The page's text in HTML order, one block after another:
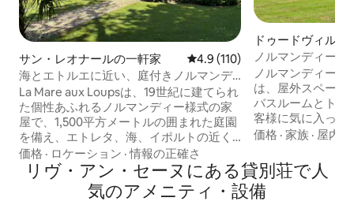
サン・レオナールの一軒家 レビュー110件、5つ星中4.9つ
4.9 (110)
海とエトルエに近い、庭付きノルマンデ
ィー様式の家
La Mare aux Loupsは、19世紀に建てられ
た個性あふれるノルマンディー様式の家
屋で、1,500平方メートルの囲まれた庭園
を備え、エトレタ、海、イポルトの近く
に位置しています。森の端に位置し、ア
ラバスター海岸のビーチや崖から数分と
いう距離にある自然のオアシスです。最
近改装されたこの家には、マスタースイ
価格 · ロケーション ·情報の正確さ
ドゥードヴィルの
ノルマンディー
ベッドメイキング
ノルマンディー
は、屋外スペース
バスルームとトイ
客様に気に入って
う。 ベッドは到着時に無料で整えられて
無料Wi-Fiとファ
続。バーベキュー
気の部屋にはテー
価格 ·家族 · 屋内
リヴ・アン・セーヌにある貸別荘で人
気のアメニティ・設備